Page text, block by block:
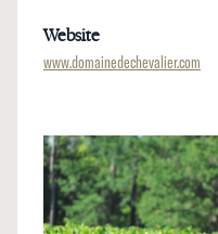
Website
www.domainedechevalier.com